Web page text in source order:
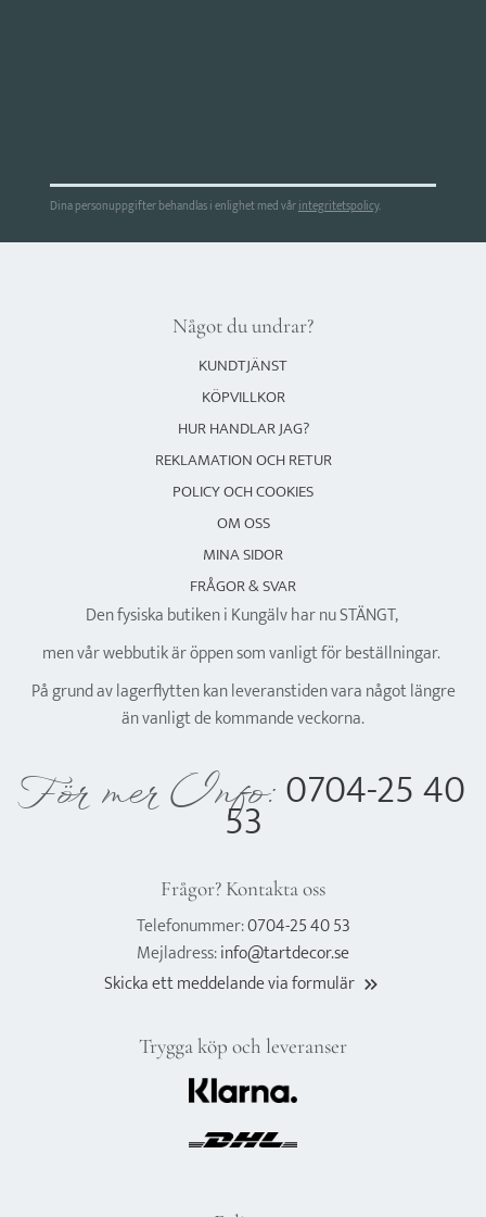
Dina personuppgifter behandlas i enlighet med vårintegritetspolicy.
Något du undrar?
KUNDTJÄNST
KÖPVILLKOR
HUR HANDLAR JAG?
REKLAMATION OCH RETUR
POLICY OCH COOKIES
OM OSS
MINA SIDOR
FRÅGOR & SVAR
Den fysiska butiken i Kungälv har nu STÄNGT,
men vår webbutik är öppen som vanligt för beställningar.
På grund av lagerflytten kan leveranstiden vara något längre
än vanligt de kommande veckorna.
För mer Info: 0704-25 40
53
Frågor? Kontakta oss
Telefonummer:0704-25 40 53
Mejladress:info@tartdecor.se
Skicka ett meddelande via formulär keyboard_double_arrow_right
Trygga köp och leveranser